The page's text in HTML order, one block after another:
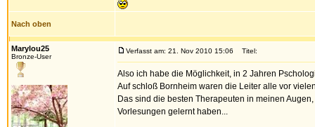
Nach oben
Marylou25
Bronze-User
Verfasst am: 21. Nov 2010 15:06 Titel:
Also ich habe die Möglichkeit, in 2 Jahren
Auf schloß Bornheim waren die Leiter alle vor
Das sind die besten Therapeuten in meinen
Vorlesungen gelernt haben...